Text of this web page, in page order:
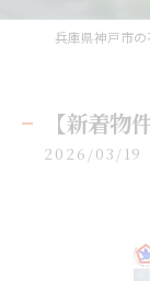
【新着物
2026/03/19